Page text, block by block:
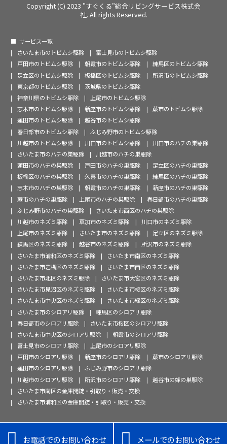
Copyright (C) 2023 "すぐくる"総合リビングサービス株式会
社. All rights Reserved.
サービス一覧
さいたま市のトビムシ駆除
富士見市のトビムシ駆除
戸田市のトビムシ駆除
朝霞市のトビムシ駆除
練馬区のトビムシ駆除
足立区のトビムシ駆除
板橋区のトビムシ駆除
所沢市のトビムシ駆除
東京都のトビムシ駆除
茨城県のトビムシ駆除
神奈川県のトビムシ駆除
上尾市のトビムシ駆除
志木市のトビムシ駆除
新座市のトビムシ駆除
蕨市のトビムシ駆除
蓮田市のトビムシ駆除
越谷市のトビムシ駆除
春日部市のトビムシ駆除
ふじみ野市のトビムシ駆除
川越市のトビムシ駆除
川口市のトビムシ駆除
川口市のハチの巣駆除
さいたま市のハチの巣駆除
川越市のハチの巣駆除
蓮田市のハチの巣駆除
戸田市のハチの巣駆除
足立区のハチの巣駆除
板橋区のハチの巣駆除
久喜市のハチの巣駆除
練馬区のハチの巣駆除
志木市のハチの巣駆除
朝霞市のハチの巣駆除
新座市のハチの巣駆除
蕨市のハチの巣駆除
上尾市のハチの巣駆除
春日部市のハチの巣駆除
ふじみ野市のハチの巣駆除
さいたま市西区のハチの巣駆除
川越市のネズミ駆除
草加市のネズミ駆除
川口市のネズミ駆除
上尾市のネズミ駆除
さいたま市のネズミ駆除
足立区のネズミ駆除
練馬区のネズミ駆除
越谷市のネズミ駆除
所沢市のネズミ駆除
さいたま市浦和区のネズミ駆除
さいたま市南区のネズミ駆除
さいたま市岩槻区のネズミ駆除
さいたま市西区のネズミ駆除
さいたま市北区のネズミ駆除
さいたま市大宮区のネズミ駆除
さいたま市見沼区のネズミ駆除
さいたま市桜区のネズミ駆除
さいたま市中央区のネズミ駆除
さいたま市緑区のネズミ駆除
さいたま市のシロアリ駆除
練馬区のシロアリ駆除
春日部市のシロアリ駆除
さいたま市桜区のシロアリ駆除
さいたま市中央区のシロアリ駆除
朝霞市のシロアリ駆除
富士見市のシロアリ駆除
上尾市のシロアリ駆除
戸田市のシロアリ駆除
新座市のシロアリ駆除
蕨市のシロアリ駆除
蓮田市のシロアリ駆除
ふじみ野市のシロアリ駆除
川越市のシロアリ駆除
所沢市のシロアリ駆除
越谷市の蜂の巣駆除
さいたま市南区の金庫開錠・引取り・販売・交換
さいたま市浦和区の金庫開錠・引取り・販売・交換
 お電話でのお問い合わせ  メールでのお問い合わせ